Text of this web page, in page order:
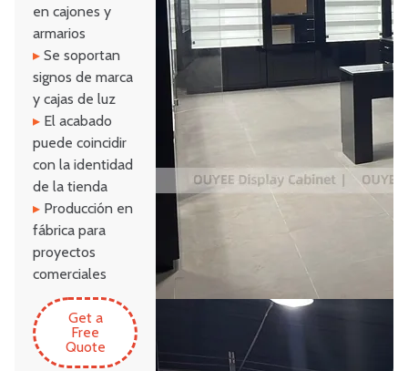
en cajones y
armarios
▸ Se soportan
signos de marca
y cajas de luz
▸ El acabado
puede coincidir
con la identidad
de la tienda
▸ Producción en
fábrica para
proyectos
comerciales
Get a
Free
Quote